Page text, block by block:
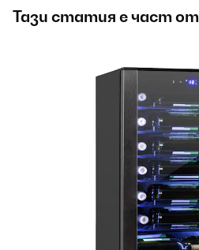
Тази статия е част от